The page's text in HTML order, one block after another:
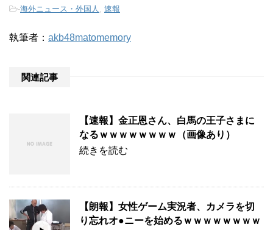
-海外ニュース・外国人 速報
執筆者： akb48matomemory
関連記事
【速報】金正恩さん、白馬の王子さまに
なるｗｗｗｗｗｗｗｗ（画像あり）
続きを読む
【朗報】女性ゲーム実況者、カメラを切
り忘れオ●ニーを始めるｗｗｗｗｗｗｗｗ